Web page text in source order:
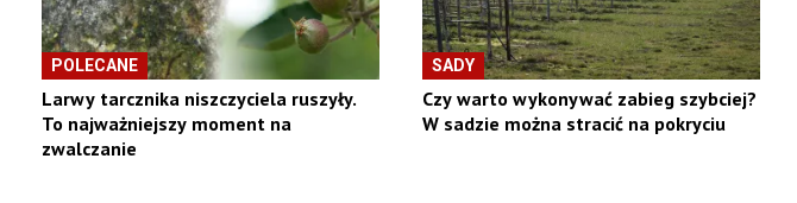
POLECANE
Larwy tarcznika niszczyciela ruszyły.
To najważniejszy moment na
zwalczanie
SADY
Czy warto wykonywać zabieg szybciej?
W sadzie można stracić na pokryciu